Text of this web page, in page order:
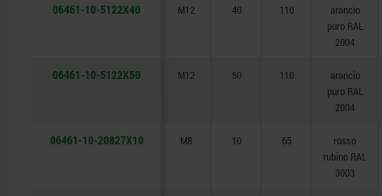
06461-10-5122X40 M12 40 110
arancio
puro RAL
2004
06461-10-5122X50 M12 50 110
arancio
puro RAL
2004
06461-10-20827X10 M8 10 65
rosso
rubino RAL
3003